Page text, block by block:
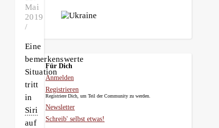
Mai
2019
/
Eine
bemerkenswerte
Situation
tritt
in
Siri
auf
Für Dich
Anmelden
Registrieren
Registriere Dich, um Teil der Community zu werden.
Newsletter
Schreib' selbst etwas!